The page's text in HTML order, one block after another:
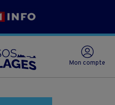
Mon compte